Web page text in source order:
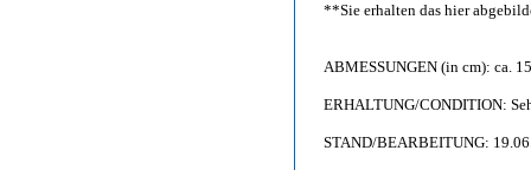
**Sie erhalten das hier
ABMESSUNGEN (in cm): ca.
ERHALTUNG/CONDITION:
STAND/BEARBEITUNG: